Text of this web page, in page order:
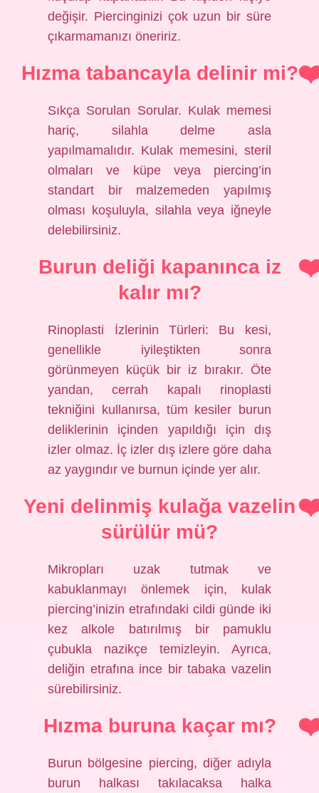
değişir. Piercinginizi çok uzun bir süre
çıkarmamanızı öneririz.
Hızma tabancayla delinir mi?
Sıkça Sorulan Sorular. Kulak memesi
hariç, silahla delme asla
yapılmamalıdır. Kulak memesini, steril
olmaları ve küpe veya piercing’in
standart bir malzemeden yapılmış
olması koşuluyla, silahla veya iğneyle
delebilirsiniz.
Burun deliği kapanınca iz
kalır mı?
Rinoplasti İzlerinin Türleri: Bu kesi,
genellikle iyileştikten sonra
görünmeyen küçük bir iz bırakır. Öte
yandan, cerrah kapalı rinoplasti
tekniğini kullanırsa, tüm kesiler burun
deliklerinin içinden yapıldığı için dış
izler olmaz. İç izler dış izlere göre daha
az yaygındır ve burnun içinde yer alır.
Yeni delinmiş kulağa vazelin
sürülür mü?
Mikropları uzak tutmak ve
kabuklanmayı önlemek için, kulak
piercing’inizin etrafındaki cildi günde iki
kez alkole batırılmış bir pamuklu
çubukla nazikçe temizleyin. Ayrıca,
deliğin etrafına ince bir tabaka vazelin
sürebilirsiniz.
Hızma buruna kaçar mı?
Burun bölgesine piercing, diğer adıyla
burun halkası takılacaksa halka